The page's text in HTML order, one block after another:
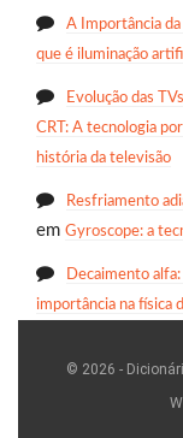
A Importância
que é iluminação
Evolução das
CRT: A tecnologia
história da televisão
Resfriamento
em Gyroscope: a
Decaimento
importância na física
© 2026 -